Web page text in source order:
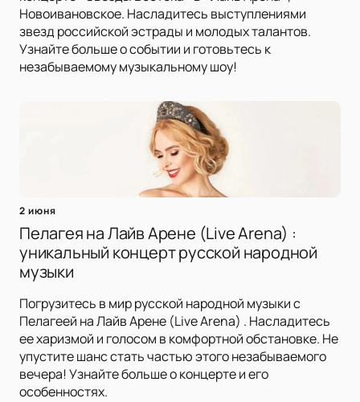
Новоивановское. Насладитесь выступлениями
звезд российской эстрады и молодых талантов.
Узнайте больше о событии и готовьтесь к
незабываемому музыкальному шоу!
2 июня
Пелагея на Лайв Арене (Live Arena) :
уникальный концерт русской народной
музыки
Погрузитесь в мир русской народной музыки с
Пелагеей на Лайв Арене (Live Arena) . Насладитесь
ее харизмой и голосом в комфортной обстановке. Не
упустите шанс стать частью этого незабываемого
вечера! Узнайте больше о концерте и его
особенностях.